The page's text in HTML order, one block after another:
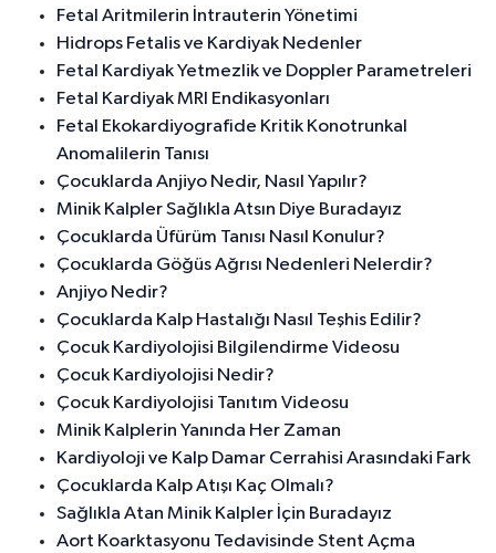
Fetal Aritmilerin İntrauterin Yönetimi
Hidrops Fetalis ve Kardiyak Nedenler
Fetal Kardiyak Yetmezlik ve Doppler Parametreleri
Fetal Kardiyak MRI Endikasyonları
Fetal Ekokardiyografide Kritik Konotrunkal
Anomalilerin Tanısı
Çocuklarda Anjiyo Nedir, Nasıl Yapılır?
Minik Kalpler Sağlıkla Atsın Diye Buradayız
Çocuklarda Üfürüm Tanısı Nasıl Konulur?
Çocuklarda Göğüs Ağrısı Nedenleri Nelerdir?
Anjiyo Nedir?
Çocuklarda Kalp Hastalığı Nasıl Teşhis Edilir?
Çocuk Kardiyolojisi Bilgilendirme Videosu
Çocuk Kardiyolojisi Nedir?
Çocuk Kardiyolojisi Tanıtım Videosu
Minik Kalplerin Yanında Her Zaman
Kardiyoloji ve Kalp Damar Cerrahisi Arasındaki Fark
Çocuklarda Kalp Atışı Kaç Olmalı?
Sağlıkla Atan Minik Kalpler İçin Buradayız
Aort Koarktasyonu Tedavisinde Stent Açma